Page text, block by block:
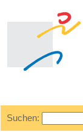
Suchen: